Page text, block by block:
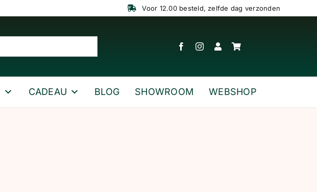
Voor 12.00 besteld, zelfde dag verzonden
CADEAU BLOG SHOWROOM WEBSHOP